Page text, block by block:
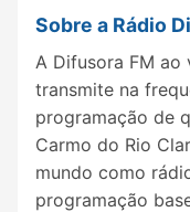
Sobre a Rádio
A Difusora FM ao
transmite na
programação de
Carmo do Rio
mundo como
programação